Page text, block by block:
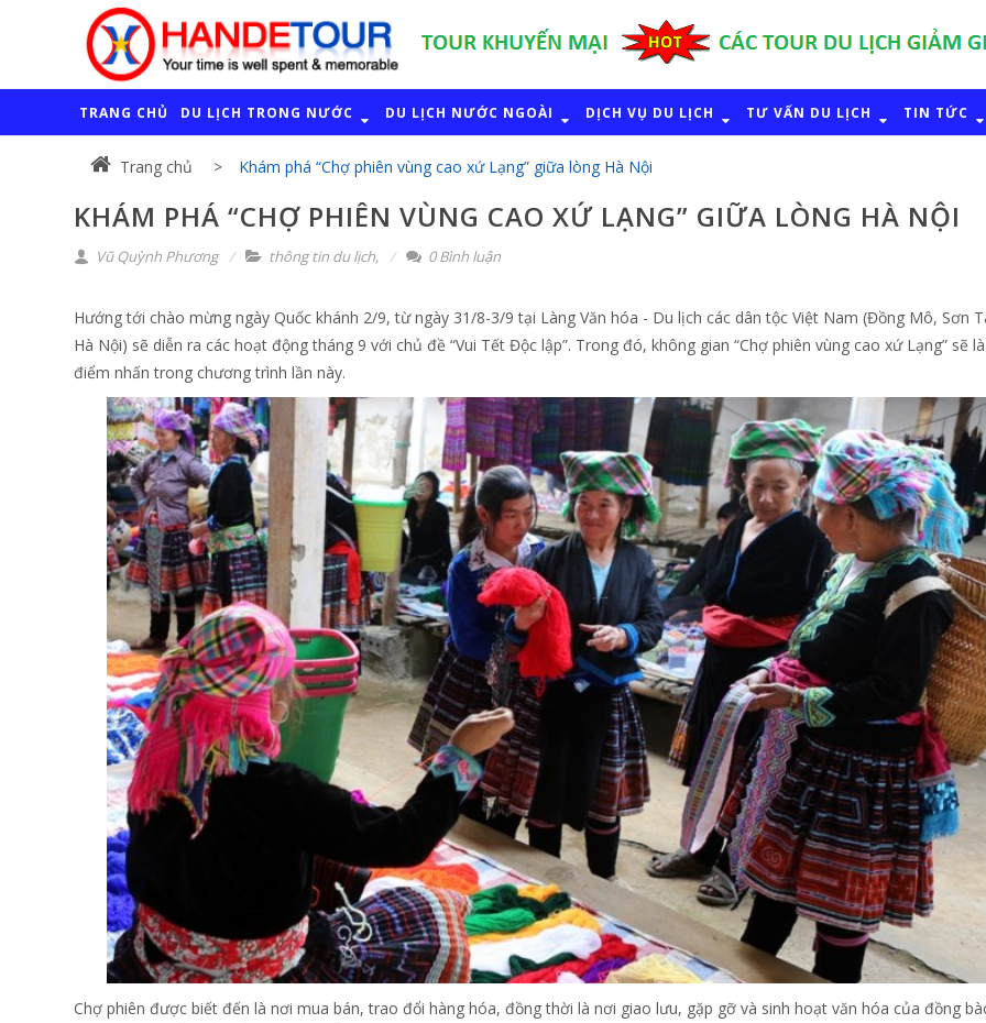
TRANG CHỦ DU LỊCH TRONG NƯỚC DU LỊCH NƯỚC NGOÀI DỊCH VỤ DU LỊCH TƯ VẤN DU LỊCH TIN TỨC
Trang chủ Khám phá “Chợ phiên vùng cao xứ Lạng” giữa lòng Hà Nội
KHÁM PHÁ “CHỢ PHIÊN VÙNG CAO XỨ LẠNG” GIỮA LÒNG HÀ NỘI
Vũ Quỳnh Phương thông tin du lịch, 0 Bình luận
Hướng tới chào mừng ngày Quốc khánh 2/9, từ ngày 31/8-3/9 tại Làng Văn hóa - Du lịch các dân tộc Việt Nam (Đồng Mô, Sơn
Hà Nội) sẽ diễn ra các hoạt động tháng 9 với chủ đề “Vui Tết Độc lập”. Trong đó, không gian “Chợ phiên vùng cao xứ Lạng” sẽ là
điểm nhấn trong chương trình lần này.
Chợ phiên được biết đến là nơi mua bán, trao đổi hàng hóa, đồng thời là nơi giao lưu, gặp gỡ và sinh hoạt văn hóa của đồng